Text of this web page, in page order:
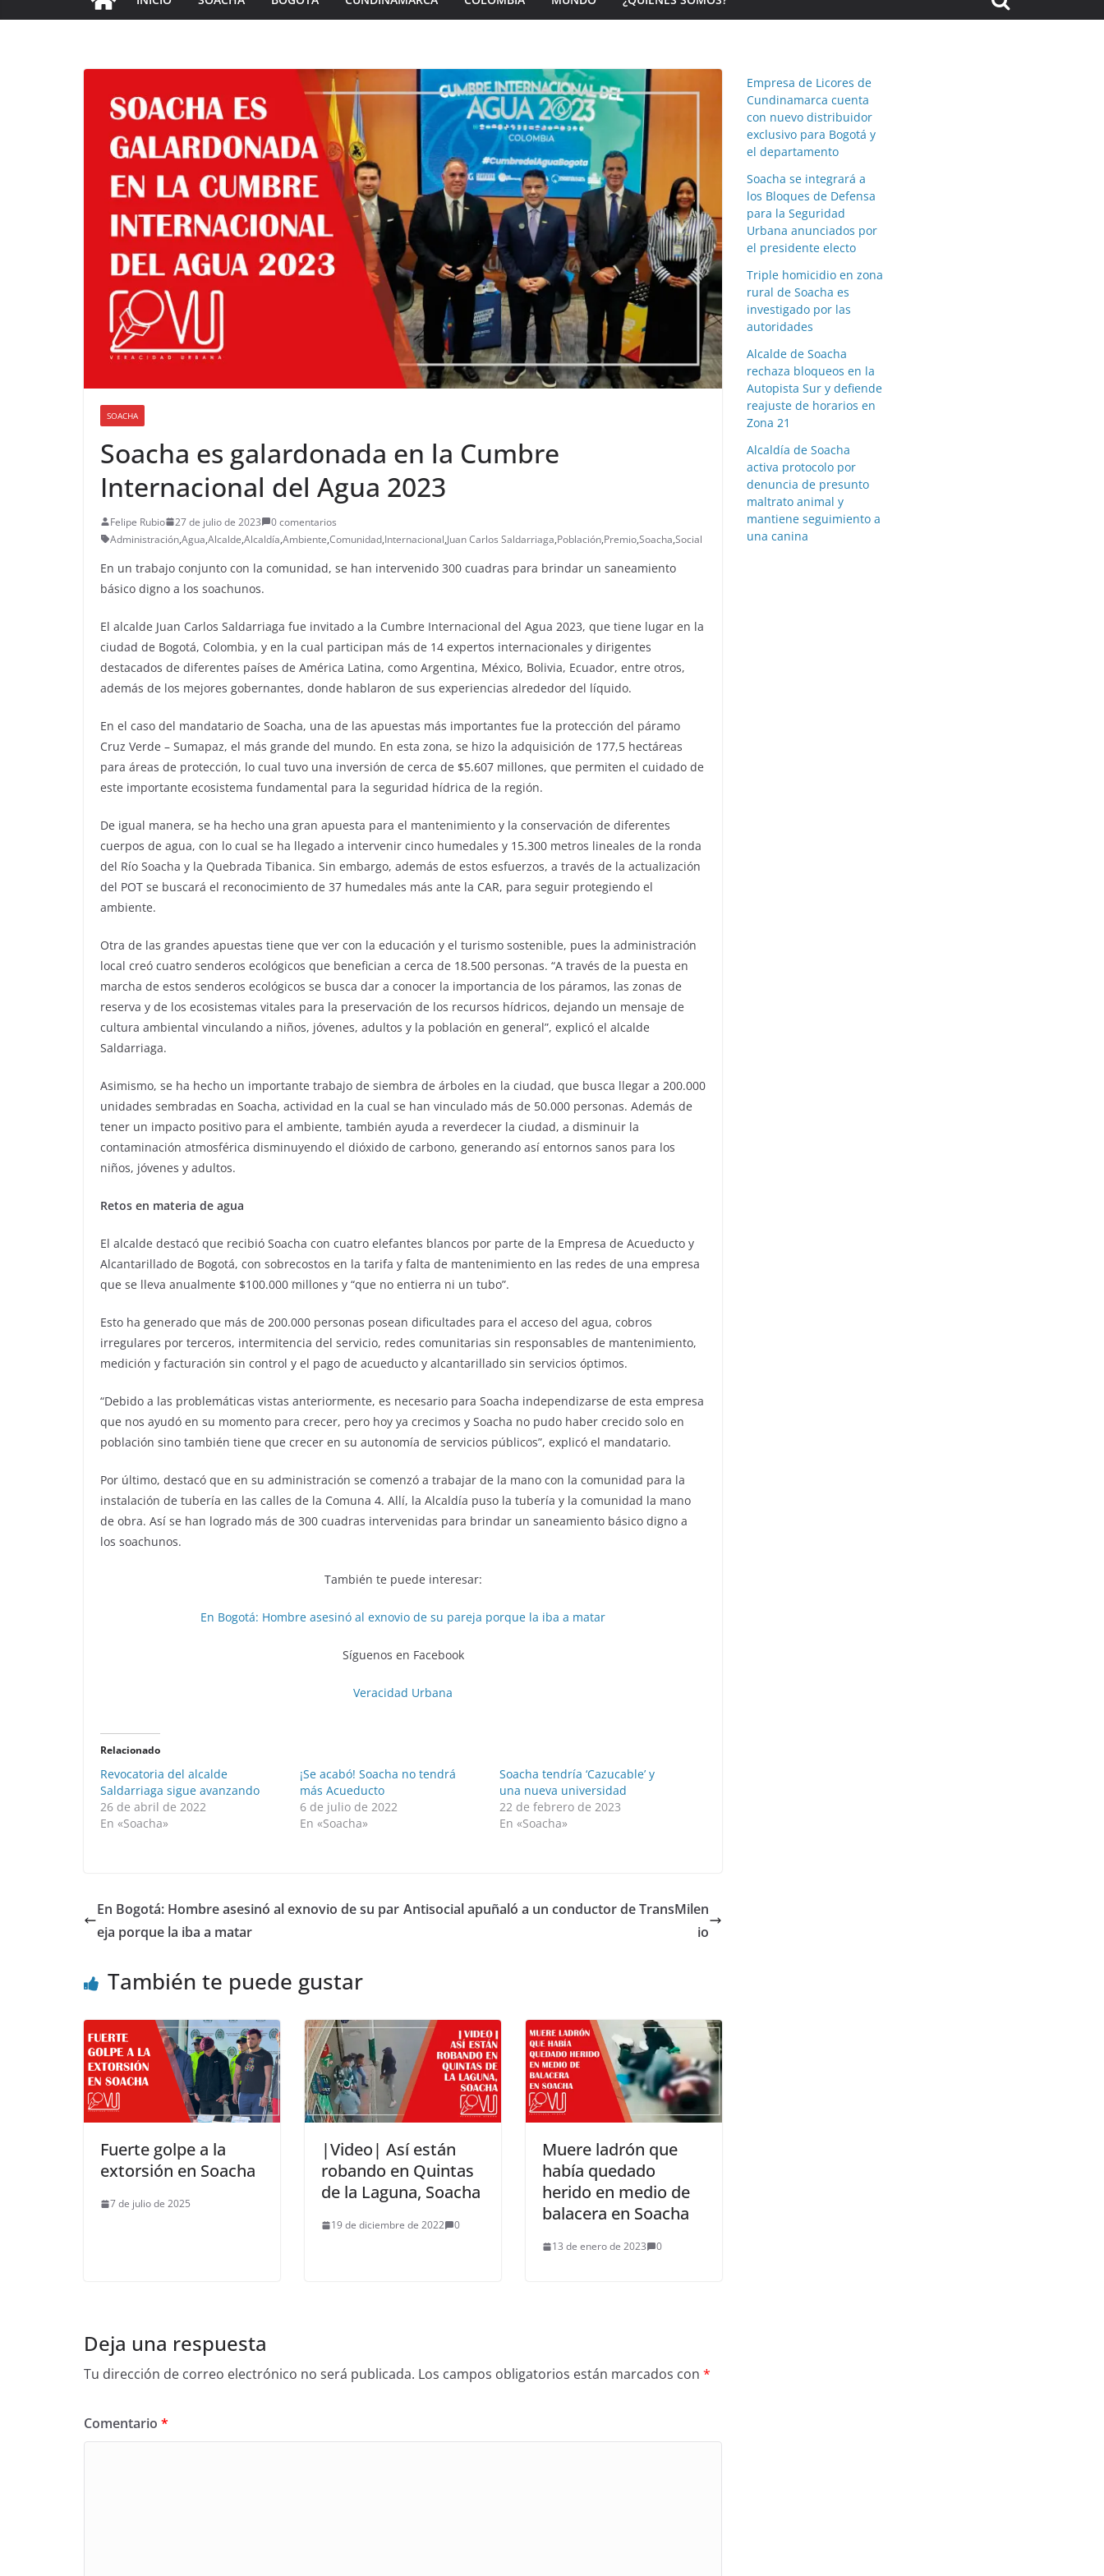
SOACHA
Soacha es galardonada en la Cumbre
Internacional del Agua 2023
Felipe Rubio 27 de julio de 2023
0 comentarios
Administración,Agua,Alcalde,Alcaldía,Ambiente,Comunidad,Internacional,Juan Carlos Saldarriaga,Población,Premio,Soacha,Social
En un trabajo conjunto con la comunidad, se han intervenido 300 cuadras para brindar un saneamiento
básico digno a los soachunos.
El alcalde Juan Carlos Saldarriaga fue invitado a la Cumbre Internacional del Agua 2023, que tiene lugar en la
ciudad de Bogotá, Colombia, y en la cual participan más de 14 expertos internacionales y dirigentes
destacados de diferentes países de América Latina, como Argentina, México, Bolivia, Ecuador, entre otros,
además de los mejores gobernantes, donde hablaron de sus experiencias alrededor del líquido.
En el caso del mandatario de Soacha, una de las apuestas más importantes fue la protección del páramo
Cruz Verde – Sumapaz, el más grande del mundo. En esta zona, se hizo la adquisición de 177,5 hectáreas
para áreas de protección, lo cual tuvo una inversión de cerca de $5.607 millones, que permiten el cuidado de
este importante ecosistema fundamental para la seguridad hídrica de la región.
De igual manera, se ha hecho una gran apuesta para el mantenimiento y la conservación de diferentes
cuerpos de agua, con lo cual se ha llegado a intervenir cinco humedales y 15.300 metros lineales de la ronda
del Río Soacha y la Quebrada Tibanica. Sin embargo, además de estos esfuerzos, a través de la actualización
del POT se buscará el reconocimiento de 37 humedales más ante la CAR, para seguir protegiendo el
ambiente.
Otra de las grandes apuestas tiene que ver con la educación y el turismo sostenible, pues la administración
local creó cuatro senderos ecológicos que benefician a cerca de 18.500 personas. “A través de la puesta en
marcha de estos senderos ecológicos se busca dar a conocer la importancia de los páramos, las zonas de
reserva y de los ecosistemas vitales para la preservación de los recursos hídricos, dejando un mensaje de
cultura ambiental vinculando a niños, jóvenes, adultos y la población en general”, explicó el alcalde
Saldarriaga.
Asimismo, se ha hecho un importante trabajo de siembra de árboles en la ciudad, que busca llegar a 200.000
unidades sembradas en Soacha, actividad en la cual se han vinculado más de 50.000 personas. Además de
tener un impacto positivo para el ambiente, también ayuda a reverdecer la ciudad, a disminuir la
contaminación atmosférica disminuyendo el dióxido de carbono, generando así entornos sanos para los
niños, jóvenes y adultos.
Retos en materia de agua
El alcalde destacó que recibió Soacha con cuatro elefantes blancos por parte de la Empresa de Acueducto y
Alcantarillado de Bogotá, con sobrecostos en la tarifa y falta de mantenimiento en las redes de una empresa
que se lleva anualmente $100.000 millones y “que no entierra ni un tubo”.
Esto ha generado que más de 200.000 personas posean dificultades para el acceso del agua, cobros
irregulares por terceros, intermitencia del servicio, redes comunitarias sin responsables de mantenimiento,
medición y facturación sin control y el pago de acueducto y alcantarillado sin servicios óptimos.
“Debido a las problemáticas vistas anteriormente, es necesario para Soacha independizarse de esta empresa
que nos ayudó en su momento para crecer, pero hoy ya crecimos y Soacha no pudo haber crecido solo en
población sino también tiene que crecer en su autonomía de servicios públicos”, explicó el mandatario.
Por último, destacó que en su administración se comenzó a trabajar de la mano con la comunidad para la
instalación de tubería en las calles de la Comuna 4. Allí, la Alcaldía puso la tubería y la comunidad la mano
de obra. Así se han logrado más de 300 cuadras intervenidas para brindar un saneamiento básico digno a
los soachunos.
También te puede interesar:
En Bogotá: Hombre asesinó al exnovio de su pareja porque la iba a matar
Síguenos en Facebook
Veracidad Urbana
Relacionado
Revocatoria del alcalde
Saldarriaga sigue avanzando
26 de abril de 2022
En «Soacha»
¡Se acabó! Soacha no tendrá
más Acueducto
6 de julio de 2022
En «Soacha»
Soacha tendría ‘Cazucable’ y
una nueva universidad
22 de febrero de 2023
En «Soacha»
En Bogotá: Hombre asesinó al exnovio de su par
eja porque la iba a matar
Antisocial apuñaló a un conductor de TransMilen
io
También te puede gustar
Fuerte golpe a la
extorsión en Soacha
7 de julio de 2025
|Video| Así están
robando en Quintas
de la Laguna, Soacha
19 de diciembre de 2022 0
Muere ladrón que
había quedado
herido en medio de
balacera en Soacha
13 de enero de 2023 0
Deja una respuesta
Tu dirección de correo electrónico no será publicada. Los campos obligatorios están marcados con *
Comentario *
Empresa de Licores de
Cundinamarca cuenta
con nuevo distribuidor
exclusivo para Bogotá y
el departamento
Soacha se integrará a
los Bloques de Defensa
para la Seguridad
Urbana anunciados por
el presidente electo
Triple homicidio en zona
rural de Soacha es
investigado por las
autoridades
Alcalde de Soacha
rechaza bloqueos en la
Autopista Sur y defiende
reajuste de horarios en
Zona 21
Alcaldía de Soacha
activa protocolo por
denuncia de presunto
maltrato animal y
mantiene seguimiento a
una canina